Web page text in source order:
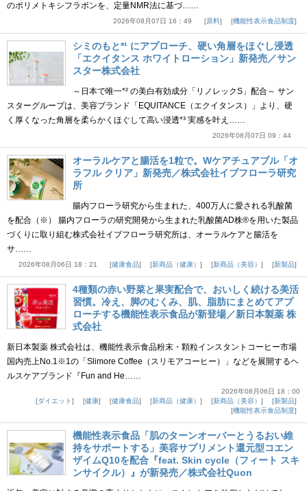
のポリメトキシフラボンを、定量NMR法に基づ……
2026年08月07日 16：49 原料 機能性表示食品制度
シミのもと*¹ にアプローチ、硬い角層をほぐし浸透
「エクイタンス ホワイトローション」新発売／サン
スター株式会社
～日本で唯一*² の美白有効成分「リノレックS」配合～ サン
スターグループは、美容ブランド「EQUITANCE（エクイタンス）」より、硬
く厚くなった角層を柔らかくほぐして高い浸透*³ 実感を叶え……
2026年08月07日 09：44
オーラルケアと腸活を1粒で。Wケアチュアブル「オ
ラフル クリア」新発売／株式会社イブフローラ研究
所
腸内フローラ研究から生まれた、400万人に愛される乳酸菌
を配合（※） 腸内フローラの研究開発から生まれた乳酸菌AD株®を用いた製品
づくりに取り組む株式会社イブフローラ研究所は、オーラルケアと腸活を
サ……
2026年08月06日 18：21 健康食品 新商品（健康） 新商品（美容） 新製品
4種類の赤い野菜と果実配合で、おいしく続ける美活
習慣。冷え、脚のむくみ、肌、脂肪にまとめてアプ
ローチする機能性表示食品が新登場／新日本製薬 株
式会社
新日本製薬 株式会社は、機能性表示食品粉末・顆粒インスタントコーヒー市場
国内売上No.1※1の「Slimore Coffee（スリモアコーヒー）」などを展開するヘ
ルスケアブランド『Fun and He……
2026年08月06日 18：00
ダイエット
健康 健康食品 新商品（健康） 新商品（美容）
新製品
機能性表示食品制度
機能性表示食品「肌のターンオーバーとうるおい維
持をサポートする」美容サプリメント還元型コエン
ザイムQ10を配合『feat. Skin cycle（フィート スキ
ンサイクル）』が新発売／株式会社Quon